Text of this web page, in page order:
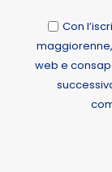
Con
web e